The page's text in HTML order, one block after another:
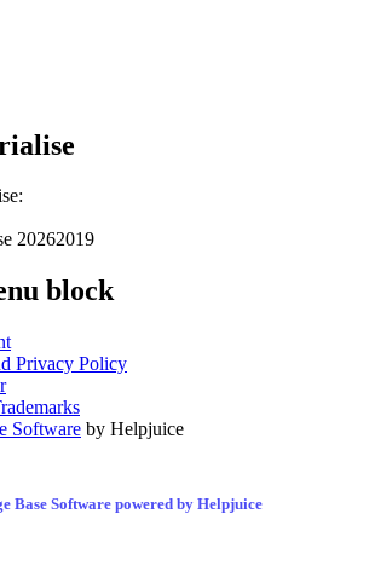
20262019
block
Privacy Policy
Software by Helpjuice
Base Software powered by Helpjuice